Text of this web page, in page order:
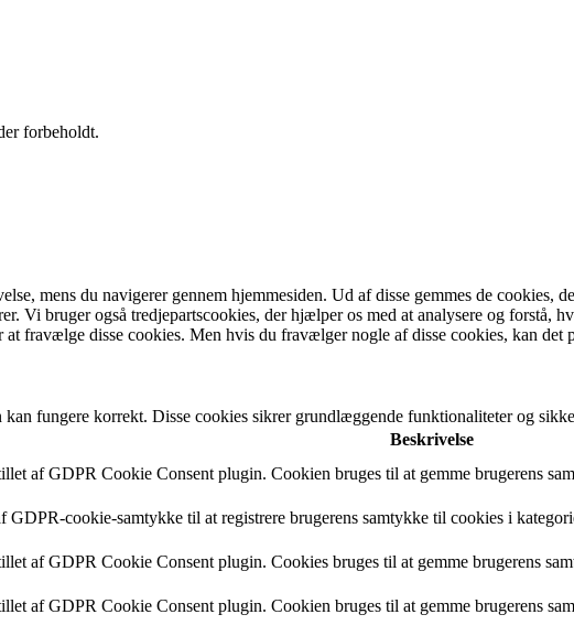
forbeholdt.
mens du navigerer gennem hjemmesiden. Ud af disse gemmes de cookies,
Vi bruger også tredjepartscookies, der hjælper os med at analysere og forstå,
fravælge disse cookies. Men hvis du fravælger nogle af disse cookies, kan det
fungere korrekt. Disse cookies sikrer grundlæggende funktionaliteter og
Beskrivelse
af GDPR Cookie Consent plugin. Cookien bruges til at gemme brugerens
GDPR-cookie-samtykke til at registrere brugerens samtykke til cookies i
af GDPR Cookie Consent plugin. Cookies bruges til at gemme brugerens
af GDPR Cookie Consent plugin. Cookien bruges til at gemme brugerens